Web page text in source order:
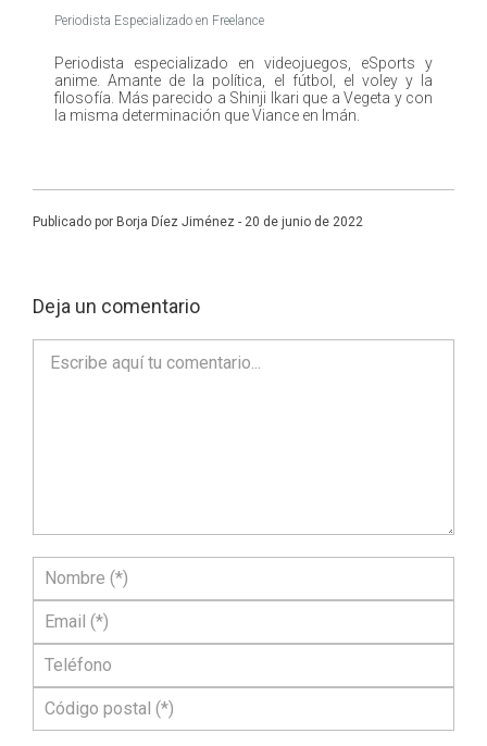
Periodista Especializado en Freelance
Periodista especializado en videojuegos, eSports y
anime. Amante de la política, el fútbol, el voley y la
filosofía. Más parecido a Shinji Ikari que a Vegeta y con
la misma determinación que Viance en Imán.
Publicado por Borja Díez Jiménez - 20 de junio de 2022
Deja un comentario